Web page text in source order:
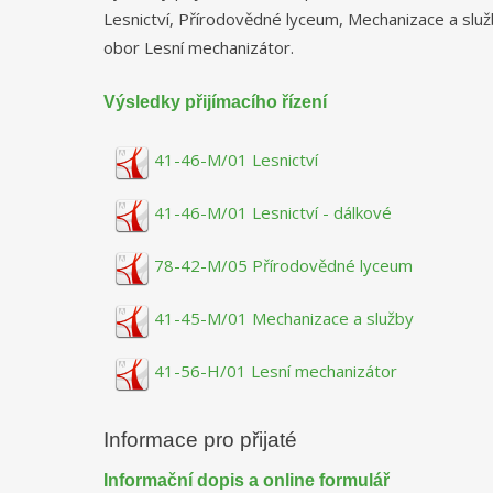
Lesnictví, Přírodovědné lyceum, Mechanizace a
obor Lesní mechanizátor.
Výsledky přijímacího řízení
41-46-M/01 Lesnictví
41-46-M/01 Lesnictví - dálkové
78-42-M/05 Přírodovědné lyceum
41-45-M/01 Mechanizace a služby
41-56-H/01 Lesní mechanizátor
Informace pro přijaté
Informační dopis a online formulář